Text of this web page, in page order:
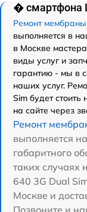
� смартфона
Ремонт
выполняется в
в Москве
виды услуг и
гарантию - мы в
наших услуг.
Sim будет
на сайте через
Ремонт
выполняется
габаритного
таких случаях
640 3G Dual
Москве и
Позвоните и